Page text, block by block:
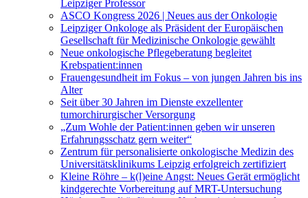
Leipziger Professor
ASCO Kongress 2026 | Neues aus der Onkologie
Leipziger Onkologe als Präsident der Europäischen
Gesellschaft für Medizinische Onkologie gewählt
Neue onkologische Pflegeberatung begleitet
Krebspatient:innen
Frauengesundheit im Fokus – von jungen Jahren bis ins
Alter
Seit über 30 Jahren im Dienste exzellenter
tumorchirurgischer Versorgung
„Zum Wohle der Patient:innen geben wir unseren
Erfahrungsschatz gern weiter“
Zentrum für personalisierte onkologische Medizin des
Universitätsklinikums Leipzig erfolgreich zertifiziert
Kleine Röhre – k(l)eine Angst: Neues Gerät ermöglicht
kindgerechte Vorbereitung auf MRT-Untersuchung